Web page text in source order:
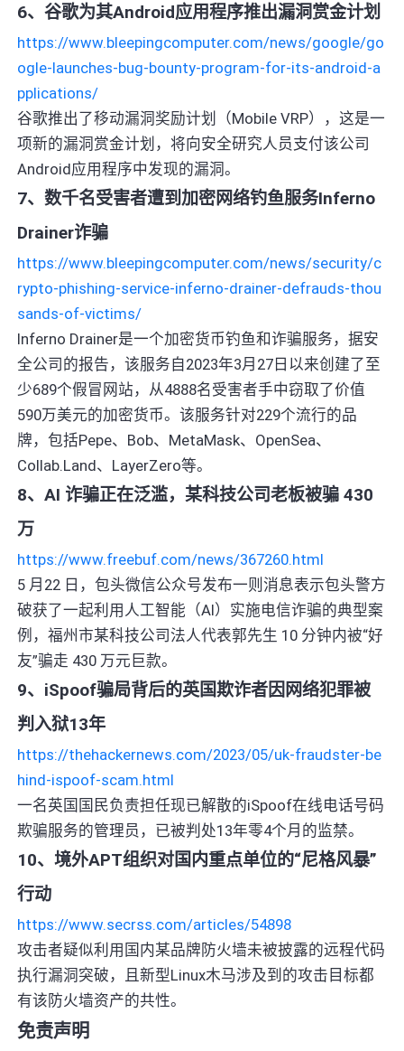
6、谷歌为其Android应用程序推出漏洞赏金计划
https://www.bleepingcomputer.com/news/google/go
ogle-launches-bug-bounty-program-for-its-android-a
pplications/
谷歌推出了移动漏洞奖励计划（Mobile VRP），这是一
项新的漏洞赏金计划，将向安全研究人员支付该公司
Android应用程序中发现的漏洞。
7、数千名受害者遭到加密网络钓鱼服务Inferno
Drainer诈骗
https://www.bleepingcomputer.com/news/security/c
rypto-phishing-service-inferno-drainer-defrauds-thou
sands-of-victims/
Inferno Drainer是一个加密货币钓鱼和诈骗服务，据安
全公司的报告，该服务自2023年3月27日以来创建了至
少689个假冒网站，从4888名受害者手中窃取了价值
590万美元的加密货币。该服务针对229个流行的品
牌，包括Pepe、Bob、MetaMask、OpenSea、
Collab.Land、LayerZero等。
8、AI 诈骗正在泛滥，某科技公司老板被骗 430
万
https://www.freebuf.com/news/367260.html
5 月22 日，包头微信公众号发布一则消息表示包头警方
破获了一起利用人工智能（AI）实施电信诈骗的典型案
例，福州市某科技公司法人代表郭先生 10 分钟内被“好
友”骗走 430 万元巨款。
9、iSpoof骗局背后的英国欺诈者因网络犯罪被
判入狱13年
https://thehackernews.com/2023/05/uk-fraudster-be
hind-ispoof-scam.html
一名英国国民负责担任现已解散的iSpoof在线电话号码
欺骗服务的管理员，已被判处13年零4个月的监禁。
10、境外APT组织对国内重点单位的“尼格风暴”
行动
https://www.secrss.com/articles/54898
攻击者疑似利用国内某品牌防火墙未被披露的远程代码
执行漏洞突破，且新型Linux木马涉及到的攻击目标都
有该防火墙资产的共性。
免责声明